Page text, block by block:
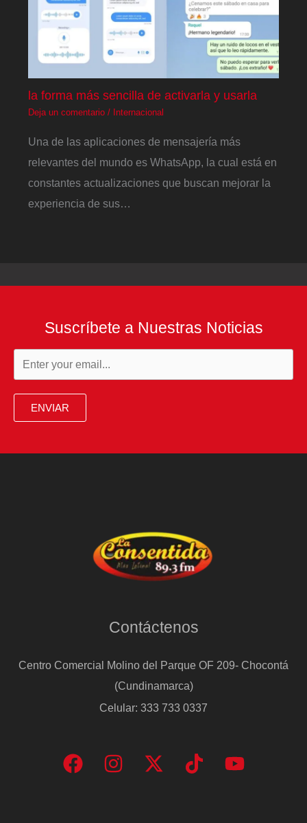
la forma más sencilla de activarla y usarla
Deja un comentario / Internacional
Una de las aplicaciones de mensajería más
relevantes del mundo es WhatsApp, la cual está en
constantes actualizaciones que buscan mejorar la
experiencia de sus…
Suscríbete a Nuestras Noticias
ENVIAR
Contáctenos
Centro Comercial Molino del Parque OF 209- Chocontá
(Cundinamarca)
Celular: 333 733 0337